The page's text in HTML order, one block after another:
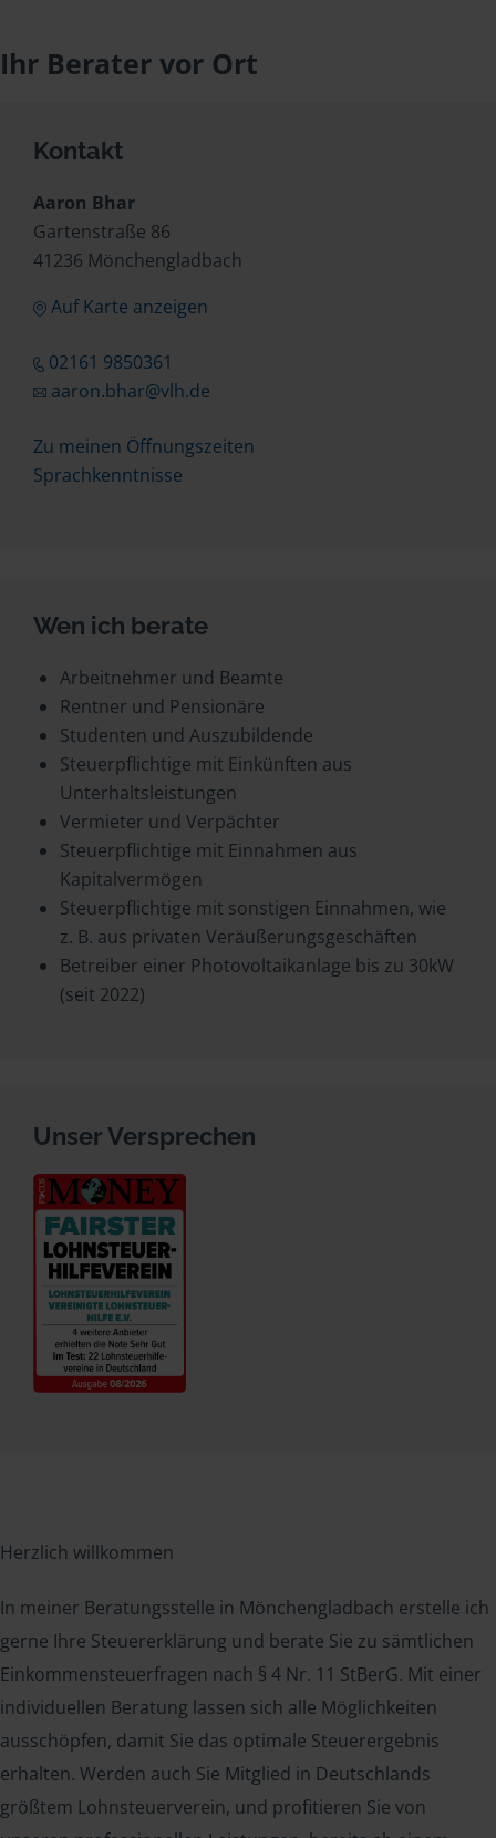
Ihr Berater vor Ort
Kontakt
Aaron Bhar
Gartenstraße 86
41236 Mönchengladbach
Auf Karte anzeigen
02161 9850361
aaron.bhar@vlh.de
Zu meinen Öffnungszeiten
Sprachkenntnisse
Wen ich berate
Arbeitnehmer und Beamte
Rentner und Pensionäre
Studenten und Auszubildende
Steuerpflichtige mit Einkünften aus
Unterhaltsleistungen
Vermieter und Verpächter
Steuerpflichtige mit Einnahmen aus
Kapitalvermögen
Steuerpflichtige mit sonstigen Einnahmen, wie
z. B. aus privaten Veräußerungsgeschäften
Betreiber einer Photovoltaikanlage bis zu 30kW
(seit 2022)
Unser Versprechen
Herzlich willkommen
In meiner Beratungsstelle in Mönchengladbach erstelle ich
gerne Ihre Steuererklärung und berate Sie zu sämtlichen
Einkommensteuerfragen nach § 4 Nr. 11 StBerG. Mit einer
individuellen Beratung lassen sich alle Möglichkeiten
ausschöpfen, damit Sie das optimale Steuerergebnis
erhalten. Werden auch Sie Mitglied in Deutschlands
größtem Lohnsteuerverein, und profitieren Sie von